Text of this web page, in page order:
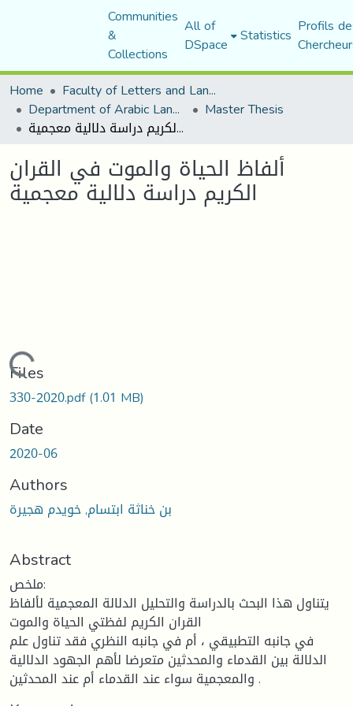
Communities
&
Collections
All of
DSpace Statistics Profils
Home
Faculty of Letters and Languages
Department of Arabic Language and Literature Master Thesis
ألفاظ الحياة والموت في القران الكريم دراسة دلالية معجمية
ألفاظ الحياة والموت في القران
الكريم دراسة دلالية معجمية
Loading...
Files
330-2020.pdf(1.01 MB)
Date
2020-06
Authors
بن خناثة ابتسام, خويدم هجيرة
Abstract
ملخص:
يتناول هذا البحث بالدراسة والتحليل الدلالة المعجمية لألفاظ
القران الكريم لفظتي الحياة والموت
في جانبه التطبيقي ، أم في جانبه النظري فقد تناول علم
الدلالة بين القدماء والمحدثين متعرضا لأهم الجهود الدلالية
والمعجمية سواء عند القدماء أم عند المحدثين .